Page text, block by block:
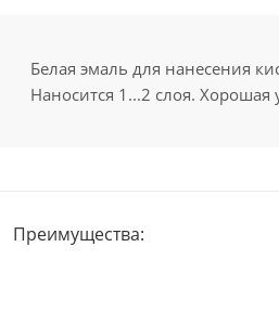
Белая эмаль для нанесения
Наносится 1...2 слоя. Хорошая
Преимущества: